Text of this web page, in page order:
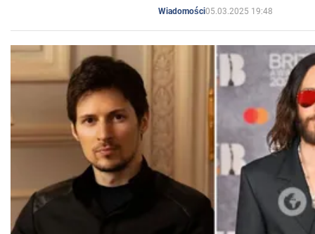
Wiadomości05.03.2025 19:48